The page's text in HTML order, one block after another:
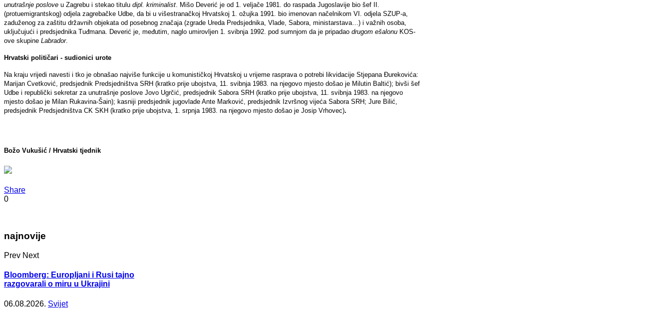
unutrašnje poslove u Zagrebu i stekao titulu dipl. kriminalist . Mišo Deverić je od 1. veljače 1981. do raspada Jugoslavije bio šef II.
(protuemigrantskog) odjela zagrebačke Udbe, da bi u višestranačkoj Hrvatskoj 1. ožujka 1991. bio imenovan načelnikom VI. odjela SZUP-a,
zaduženog za zaštitu državnih objekata od posebnog značaja (zgrade Ureda Predsjednika, Vlade, Sabora, ministarstava…) i važnih osoba,
uključujući i predsjednika Tuđmana. Deverić je, međutim, naglo umirovljen 1. svibnja 1992. pod sumnjom da je pripadao drugom ešalonu KOS-
ove skupine Labrador.
Hrvatski političari - sudionici urote
Na kraju vrijedi navesti i tko je obnašao najviše funkcije u komunističkoj Hrvatskoj u vrijeme rasprava o potrebi likvidacije Stjepana Đurekovića:
Marijan Cvetković, predsjednik Predsjedništva SRH (kratko prije ubojstva, 11. svibnja 1983. na njegovo mjesto došao je Milutin Baltić); bivši šef
Udbe i republički sekretar za unutrašnje poslove Jovo Ugrčić, predsjednik Sabora SRH (kratko prije ubojstva, 11. svibnja 1983. na njegovo
mjesto došao je Milan Rukavina-Šain); kasniji predsjednik jugovlade Ante Marković, predsjednik Izvršnog vijeća Sabora SRH; Jure Bilić,
predsjednik Predsjedništva CK SKH (kratko prije ubojstva, 1. srpnja 1983. na njegovo mjesto došao je Josip Vrhovec).
Božo Vukušić / Hrvatski tjednik
Share
0
najnovije
Prev Next
Bloomberg: Europljani i Rusi tajno
razgovarali o miru u Ukrajini
06.08.2026. Svijet